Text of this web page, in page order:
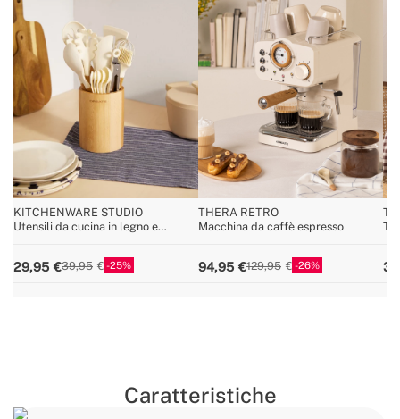
KITCHENWARE STUDIO
Utensili da cucina in legno e
29,95 39,95 25
THERA RETRO
Macchina da caffè espresso
94,95 129,95 26
Caratteristiche